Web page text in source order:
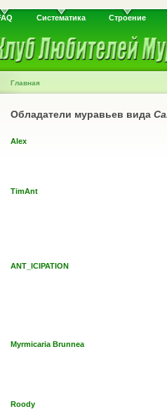
Систематика Строение
Главная
Обладатели муравьев вида
Alex
TimAnt
ANT_ICIPATION
Myrmicaria Brunnea
Roody